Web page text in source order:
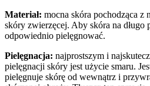
Materiał: mocna skóra pochodząca z
skóry zwierzęcej. Aby skóra na długo
odpowiednio pielęgnować.
Pielęgnacja: najprostszym i
pielęgnacji skóry jest użycie smaru.
pielęgnuje skórę od wewnątrz i